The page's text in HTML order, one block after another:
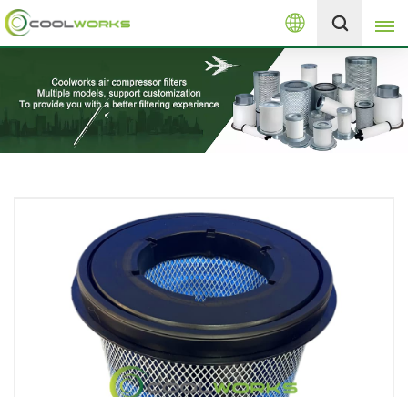
العربية
English
español
русский
Melayu
+8613525046291